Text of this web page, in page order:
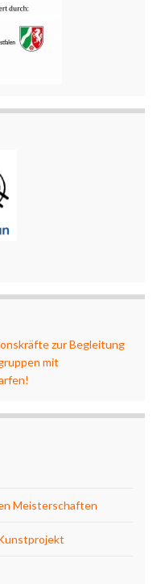
zur Begleitung
mit
Meisterschaften